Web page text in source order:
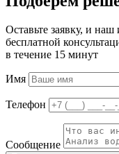
Оставьте заявку, и
бесплатной
в течение 15 минут
Имя
Телефон
Сообщение